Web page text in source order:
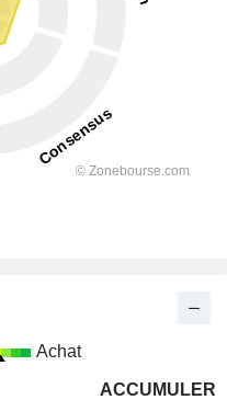
Achat
ACCUMULER